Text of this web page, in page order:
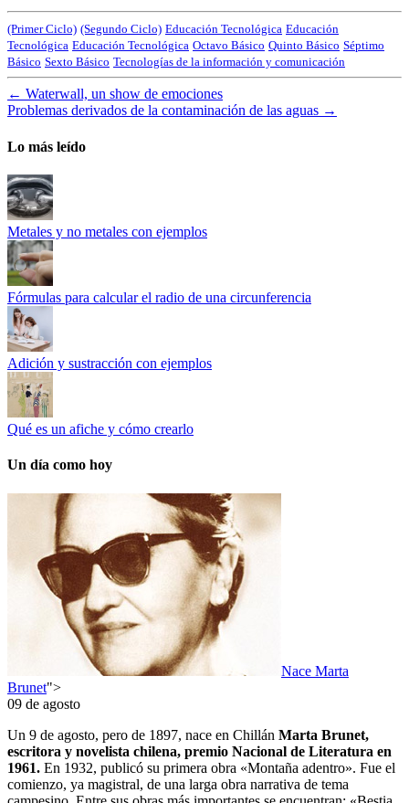
(Primer Ciclo) (Segundo Ciclo) Educación Tecnológica Educación
Tecnológica Educación Tecnológica Octavo Básico Quinto Básico Séptimo
Básico Sexto Básico Tecnologías de la información y comunicación
← Waterwall, un show de emociones
Problemas derivados de la contaminación de las aguas →
Lo más leído
Metales y no metales con ejemplos
Fórmulas para calcular el radio de una circunferencia
Adición y sustracción con ejemplos
Qué es un afiche y cómo crearlo
Un día como hoy
Nace Marta
Brunet">
09 de agosto
Un 9 de agosto, pero de 1897, nace en Chillán Marta Brunet,
escritora y novelista chilena, premio Nacional de Literatura en
1961. En 1932, publicó su primera obra «Montaña adentro». Fue el
comienzo, ya magistral, de una larga obra narrativa de tema